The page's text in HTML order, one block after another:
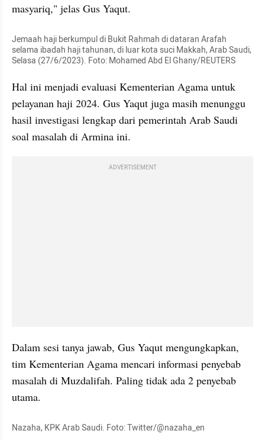
masyariq," jelas Gus Yaqut.
Jemaah haji berkumpul di Bukit Rahmah di dataran Arafah
selama ibadah haji tahunan, di luar kota suci Makkah, Arab Saudi,
Selasa (27/6/2023). Foto: Mohamed Abd El Ghany/REUTERS
Hal ini menjadi evaluasi Kementerian Agama untuk
pelayanan haji 2024. Gus Yaqut juga masih menunggu
hasil investigasi lengkap dari pemerintah Arab Saudi
soal masalah di Armina ini.
ADVERTISEMENT
Dalam sesi tanya jawab, Gus Yaqut mengungkapkan,
tim Kementerian Agama mencari informasi penyebab
masalah di Muzdalifah. Paling tidak ada 2 penyebab
utama.
Nazaha, KPK Arab Saudi. Foto: Twitter/@nazaha_en